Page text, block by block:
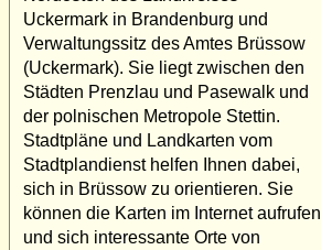
Uckermark in Brandenburg und
Verwaltungssitz des Amtes Brüssow
(Uckermark). Sie liegt zwischen den
Städten Prenzlau und Pasewalk und
der polnischen Metropole Stettin.
Stadtpläne und Landkarten vom
Stadtplandienst helfen Ihnen dabei,
sich in Brüssow zu orientieren. Sie
können die Karten im Internet aufrufen
und sich interessante Orte von